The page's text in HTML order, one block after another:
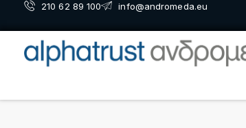
210 62 89 100 info@andromeda.eu